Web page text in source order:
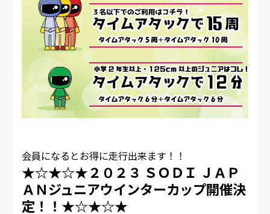
会員になるとお得に走行出来ます！！
★☆★☆★２０２３ ＳＯＤＩ ＪＡＰ
ＡＮジュニアウインターカップ開催決
定！！★☆★☆★